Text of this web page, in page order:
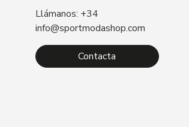
Llámanos: +34
info@sportmodashop.com
Contacta